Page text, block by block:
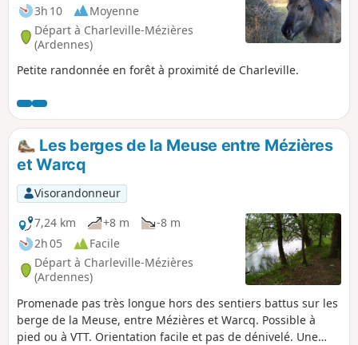
3h 10
Moyenne
Départ à Charleville-Mézières
(Ardennes)
Petite randonnée en forêt à proximité de Charleville.
Les berges de la Meuse entre Mézières
et Warcq
Visorandonneur
7,24 km
+8 m
-8 m
2h 05
Facile
Départ à Charleville-Mézières
(Ardennes)
Promenade pas très longue hors des sentiers battus sur les
berge de la Meuse, entre Mézières et Warcq. Possible à
pied ou à VTT. Orientation facile et pas de dénivelé. Une